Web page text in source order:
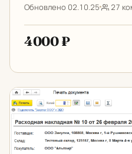
Обновлено 02.10.25 27
4000 ₽
Расходная накладная к